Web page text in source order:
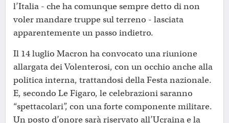
l’Italia - che ha comunque sempre detto di non
voler mandare truppe sul terreno - lasciata
apparentemente un passo indietro.
Il 14 luglio Macron ha convocato una riunione
allargata dei Volenterosi, con un occhio anche alla
politica interna, trattandosi della Festa nazionale.
E, secondo Le Figaro, le celebrazioni saranno
“spettacolari”, con una forte componente militare.
Un posto d’onore sarà riservato all’Ucraina e la